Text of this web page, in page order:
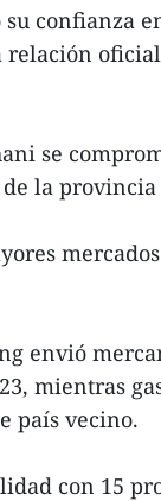
confianza
se
la
envió
mientras
país vecino.
con 15